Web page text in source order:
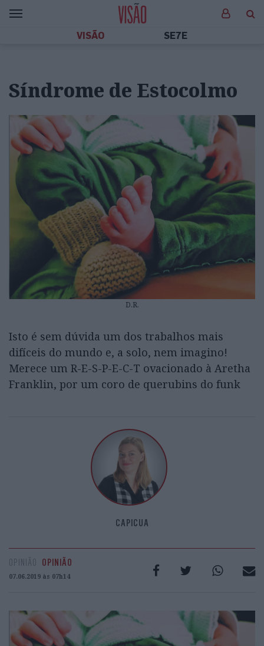
VISÃO SE7E
Síndrome de Estocolmo
D.R.
Isto é sem dúvida um dos trabalhos mais
difíceis do mundo e, a solo, nem imagino!
Merece um R-E-S-P-E-C-T ovacionado à Aretha
Franklin, por um coro de querubins do funk
CAPICUA
OPINIÃO OPINIÃO
07.06.2019 às 07h14